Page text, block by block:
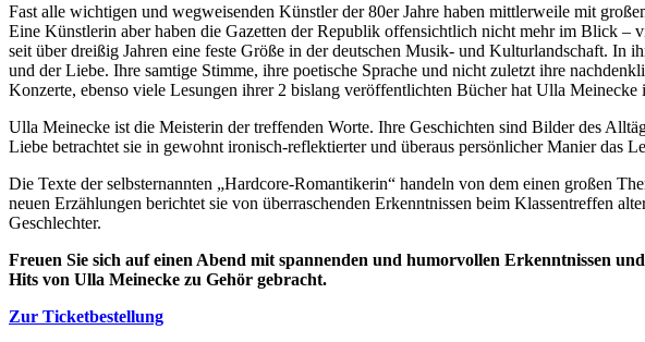
Fast alle wichtigen und wegweisenden Künstler der 80er Jahre haben mittlerweile mit
Eine Künstlerin aber haben die Gazetten der Republik offensichtlich nicht mehr im
seit über dreißig Jahren eine feste Größe in der deutschen Musik- und Kulturlandschaft. In
und der Liebe. Ihre samtige Stimme, ihre poetische Sprache und nicht zuletzt ihre
Konzerte, ebenso viele Lesungen ihrer 2 bislang veröffentlichten Bücher hat Ulla
Ulla Meinecke ist die Meisterin der treffenden Worte. Ihre Geschichten sind Bilder des
Liebe betrachtet sie in gewohnt ironisch-reflektierter und überaus persönlicher Manier das
Die Texte der selbsternannten „Hardcore-Romantikerin“ handeln von dem einen großen
neuen Erzählungen berichtet sie von überraschenden Erkenntnissen beim Klassentreffen
Geschlechter.
Freuen Sie sich auf einen Abend mit spannenden und humorvollen Erkenntnissen
Hits von Ulla Meinecke zu Gehör gebracht.
Zur Ticketbestellung